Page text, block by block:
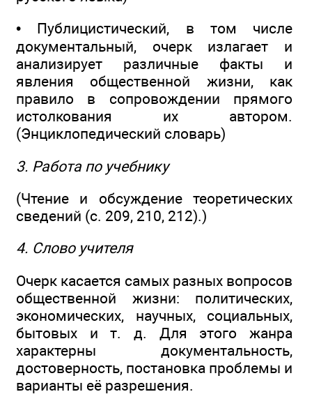
• Публицистический, в том числе
документальный, очерк излагает и
анализирует различные факты и
явления общественной жизни, как
правило в сопровождении прямого
истолкования их автором.
(Энциклопедический словарь)
3. Работа по учебнику
(Чтение и обсуждение теоретических
сведений (с. 209, 210, 212).)
4. Слово учителя
Очерк касается самых разных вопросов
общественной жизни: политических,
экономических, научных, социальных,
бытовых и т. д. Для этого жанра
характерны документальность,
достоверность, постановка проблемы и
варианты её разрешения.